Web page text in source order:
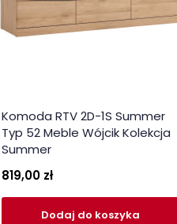
Komoda RTV 2D-1S Summer
Typ 52 Meble Wójcik Kolekcja
Summer
819,00 zł
Dodaj do koszyka